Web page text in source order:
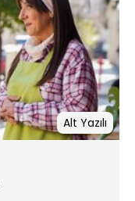
Alt Yazılı